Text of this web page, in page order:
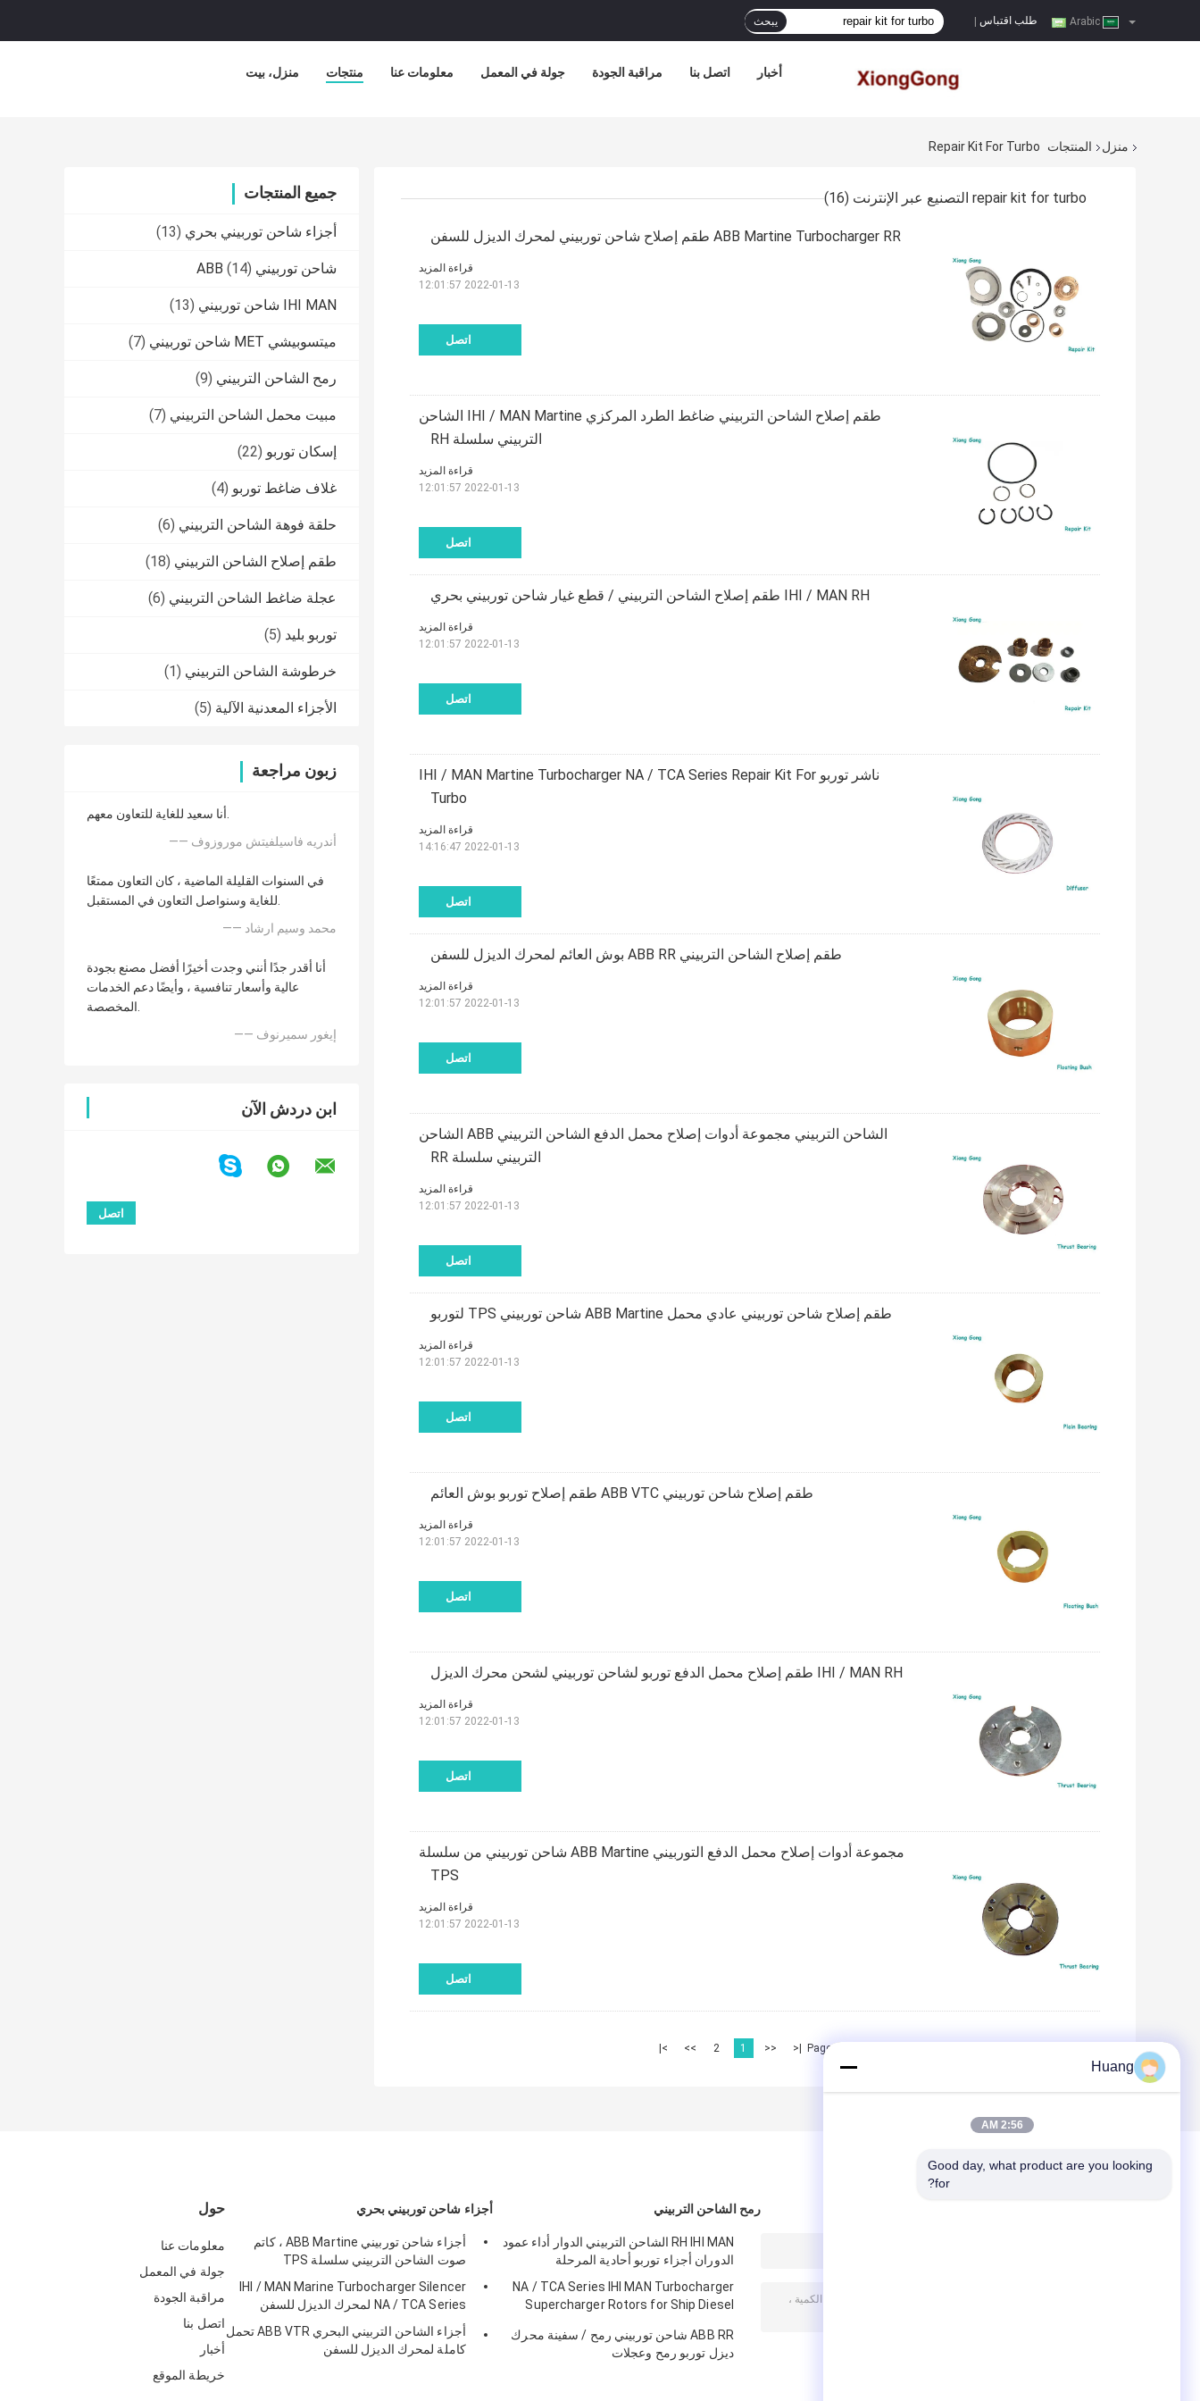
طلب اقتباس يبحث
منزل، بيت منتجات معلومات عنا جولة في المعمل مراقبة الجودة اتصل بنا أخبار
منزل المنتجات Repair Kit For Turbo
جميع المنتجات
أجزاء شاحن توربيني بحري (13)
شاحن توربيني ABB (14)
IHI MAN شاحن توربيني (13)
ميتسوبيشي MET شاحن توربيني (7)
رمح الشاحن التربيني (9)
مبيت محمل الشاحن التربيني (7)
إسكان توربو (22)
غلاف ضاغط توربو (4)
حلقة فوهة الشاحن التربيني (6)
طقم إصلاح الشاحن التربيني (18)
عجلة ضاغط الشاحن التربيني (6)
توربو بليد (5)
خرطوشة الشاحن التربيني (1)
الأجزاء المعدنية الآلية (5)
زبون مراجعة
أنا سعيد للغاية للتعاون معهم.
—— أندريه فاسيلفيتش موروزوف
في السنوات القليلة الماضية ، كان التعاون ممتعًا
للغاية وسنواصل التعاون في المستقبل.
—— محمد وسيم ارشاد
أنا أقدر جدًا أنني وجدت أخيرًا أفضل مصنع بجودة
عالية وأسعار تنافسية ، وأيضًا دعم الخدمات
المخصصة.
—— إيغور سميرنوف
ابن دردش الآن
repair kit for turbo التصنيع عبر الإنترنت (16)
ABB Martine Turbocharger RR طقم إصلاح شاحن توربيني لمحرك الديزل للسفن
اتصل
قراءة المزيد
2022-01-13 12:01:57
طقم إصلاح الشاحن التربيني ضاغط الطرد المركزي IHI / MAN Martine الشاحن
التربيني سلسلة RH
اتصل
قراءة المزيد
2022-01-13 12:01:57
IHI / MAN RH طقم إصلاح الشاحن التربيني / قطع غيار شاحن توربيني بحري
اتصل
قراءة المزيد
2022-01-13 12:01:57
ناشر توربو IHI / MAN Martine Turbocharger NA / TCA Series Repair Kit For
Turbo
اتصل
قراءة المزيد
2022-01-13 14:16:47
طقم إصلاح الشاحن التربيني ABB RR بوش العائم لمحرك الديزل للسفن
اتصل
قراءة المزيد
2022-01-13 12:01:57
الشاحن التربيني مجموعة أدوات إصلاح محمل الدفع الشاحن التربيني ABB الشاحن
التربيني سلسلة RR
اتصل
قراءة المزيد
2022-01-13 12:01:57
طقم إصلاح شاحن توربيني عادي محمل ABB Martine شاحن توربيني TPS لتوربو
اتصل
قراءة المزيد
2022-01-13 12:01:57
طقم إصلاح شاحن توربيني ABB VTC طقم إصلاح توربو بوش العائم
اتصل
قراءة المزيد
2022-01-13 12:01:57
IHI / MAN RH طقم إصلاح محمل الدفع توربو لشاحن توربيني لشحن محرك الديزل
اتصل
قراءة المزيد
2022-01-13 12:01:57
مجموعة أدوات إصلاح محمل الدفع التوربيني ABB Martine شاحن توربيني من سلسلة
TPS
اتصل
قراءة المزيد
2022-01-13 12:01:57
Page 1 of 2
|<
<<
1
2
>>
>|
حول
معلومات عنا
جولة في المعمل
مراقبة الجودة
اتصل بنا
أخبار
خريطة الموقع
أجزاء شاحن توربيني بحري
أجزاء شاحن توربيني ABB Martine ، كاتم
صوت الشاحن التربيني سلسلة TPS
IHI / MAN Marine Turbocharger Silencer
NA / TCA Series لمحرك الديزل للسفن
أجزاء الشاحن التربيني البحري ABB VTR تحمل
كاملة لمحرك الديزل للسفن
رمح الشاحن التربيني
RH IHI MAN الشاحن التربيني الدوار أداء عمود
الدوران أجزاء توربو أحادية المرحلة
NA / TCA Series IHI MAN Turbocharger
Supercharger Rotors for Ship Diesel
ABB RR شاحن توربيني رمح / سفينة محرك
ديزل توربو رمح وعجلات
Huang
2:56 AM
Good day, what product are you looking
for?